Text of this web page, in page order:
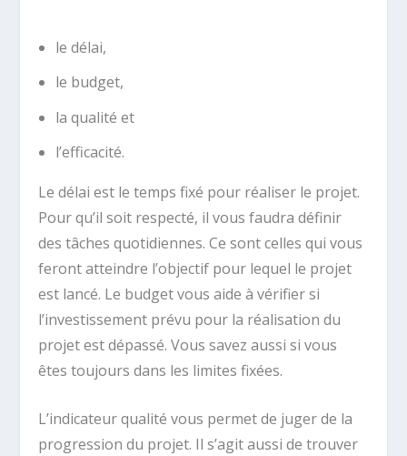
le délai,
le budget,
la qualité et
l’efficacité.
Le délai est le temps fixé pour réaliser le projet.
Pour qu’il soit respecté, il vous faudra définir
des tâches quotidiennes. Ce sont celles qui vous
feront atteindre l’objectif pour lequel le projet
est lancé. Le budget vous aide à vérifier si
l’investissement prévu pour la réalisation du
projet est dépassé. Vous savez aussi si vous
êtes toujours dans les limites fixées.
L’indicateur qualité vous permet de juger de la
progression du projet. Il s’agit aussi de trouver